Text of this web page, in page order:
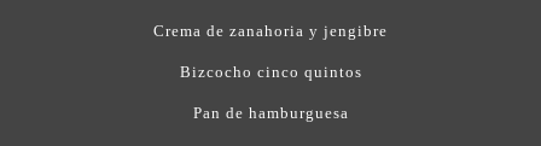
Crema de zanahoria y jengibre
Bizcocho cinco quintos
Pan de hamburguesa